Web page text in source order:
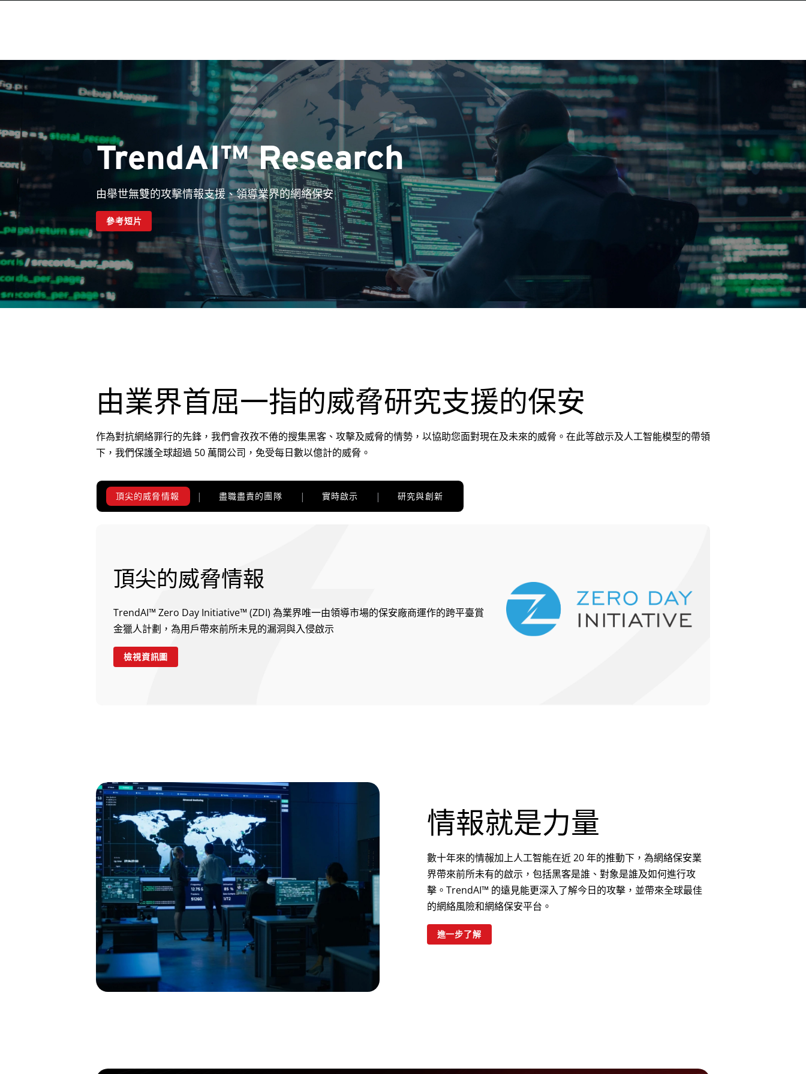
TrendAI™ Research
由舉世無雙的攻擊情報支援、領導業界的網絡保安
參考短片
由業界首屈一指的威脅研究支援的保安
作為對抗網絡罪行的先鋒，我們會孜孜不倦的搜集黑客、攻擊及威脅的情勢，以協助您面對現在及未來的威脅。在此等啟示及人工智能模型的帶領
下，我們保護全球超過 50 萬間公司，免受每日數以億計的威脅。
頂尖的威脅情報 盡職盡責的團隊 實時啟示 研究與創新
頂尖的威脅情報
TrendAI™ Zero Day Initiative™ (ZDI) 為業界唯一由領導市場的保安廠商運作的跨平臺賞
金獵人計劃，為用戶帶來前所未見的漏洞與入侵啟示
檢視資訊圖
情報就是力量
數十年來的情赧加上人工智能在近 20 年的推動下，為網絡保安業
界帶來前所未有的啟示，包括黑客是誰、對象是誰及如何進行攻
擊。TrendAI™ 的遠見能更深入了解今日的攻擊，並帶來全球最佳
的網絡風險和網絡保安平台。
進一步了解